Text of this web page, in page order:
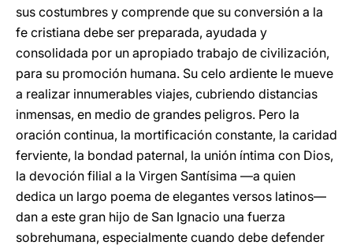
sus costumbres y comprende que su conversión a la
fe cristiana debe ser preparada, ayudada y
consolidada por un apropiado trabajo de civilización,
para su promoción humana. Su celo ardiente le mueve
a realizar innumerables viajes, cubriendo distancias
inmensas, en medio de grandes peligros. Pero la
oración continua, la mortificación constante, la caridad
ferviente, la bondad paternal, la unión íntima con Dios,
la devoción filial a la Virgen Santísima —a quien
dedica un largo poema de elegantes versos latinos—
dan a este gran hijo de San Ignacio una fuerza
sobrehumana, especialmente cuando debe defender